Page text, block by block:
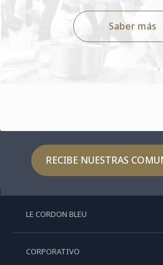
Saber más
RECIBE NUESTRAS
LE CORDON BLEU
CORPORATIVO